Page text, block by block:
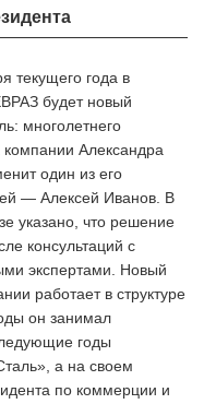
текущего года в
будет новый
многолетнего
компании Александра
один из его
— Алексей Иванов. В
указано, что решение
консультаций с
экспертами. Новый
работает в структуре
он занимал
годы
а на своем
по коммерции и